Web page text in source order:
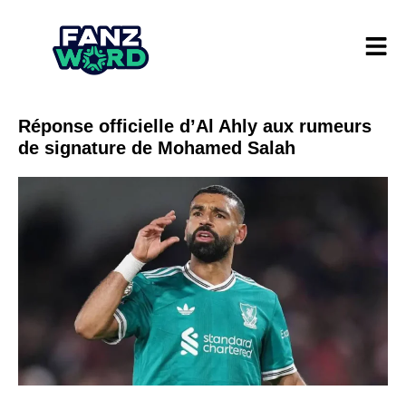
Réponse officielle d’Al Ahly aux rumeurs
de signature de Mohamed Salah